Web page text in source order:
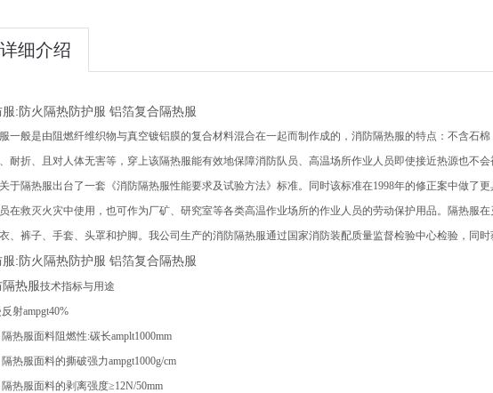
详细介绍
服:防火隔热防护服 铝箔复合隔热服
一般是由阻燃纤维织物与真空镀铝膜的复合材料混合在一起而制作成的，消防隔热服的特点：不含石
耐折、且对人体无害等，穿上该隔热服能有效地保障消防队员、高温场所作业人员即使接近热源也不
于隔热服出台了一套《消防隔热服性能要求及试验方法》标准。同时该标准在1998年的修正案中做了
在救灭火灾中使用，也可作为厂矿、研究室等各类高温作业场所的作业人员的劳动保护用品。隔热服
、裤子、手套、头罩和护脚。我公司生产的消防隔热服通过国家消防装配质量监督检验中心检验，同时
服:防火隔热防护服 铝箔复合隔热服
热服技术指标与用途
射ampgt40%
服面料阻燃性:碳长amplt1000mm
服面料的撕破强力ampgt1000g/cm
服面料的剥离强度≥12N/50mm